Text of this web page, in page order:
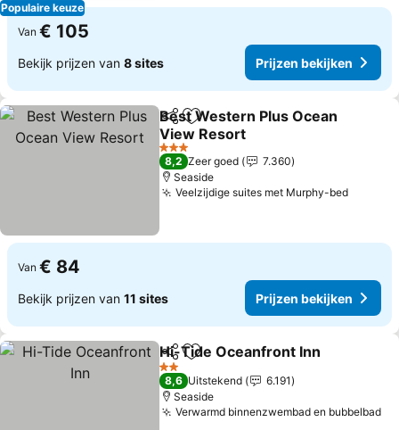
Populaire keuze
Van € 105
Bekijk prijzen van 8 sites Prijzen bekijken
DelenToevoegen aan favorieten
Best Western Plus Ocean
View Resort
3 Sterren
8,2 Zeer goed
7.360
Seaside
Veelzijdige suites met Murphy-bed
Van € 84
Bekijk prijzen van 11 sites Prijzen bekijken
DelenToevoegen aan favorieten
Hi-Tide Oceanfront Inn
2 Sterren
8,6 Uitstekend
6.191
Seaside
Verwarmd binnenzwembad en bubbelbad